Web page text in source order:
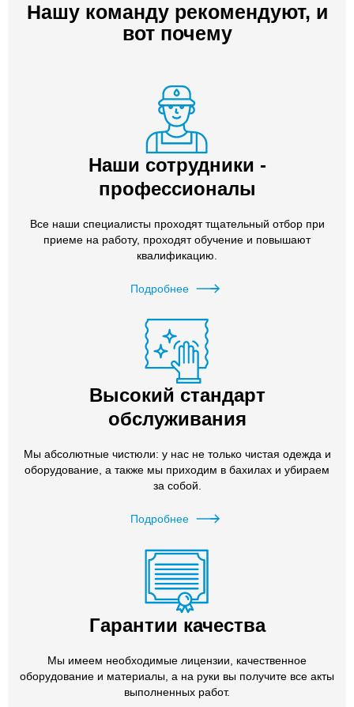
Нашу команду рекомендуют, и
вот почему
Наши сотрудники -
профессионалы
Все наши специалисты проходят тщательный отбор при
приеме на работу, проходят обучение и повышают
квалификацию.
Подробнее
Высокий стандарт
обслуживания
Мы абсолютные чистюли: у нас не только чистая одежда и
оборудование, а также мы приходим в бахилах и убираем
за собой.
Подробнее
Гарантии качества
Мы имеем необходимые лицензии, качественное
оборудование и материалы, а на руки вы получите все акты
выполненных работ.